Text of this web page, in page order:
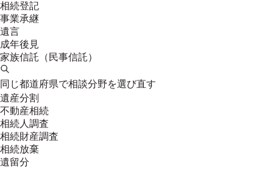
相続登記
事業承継
遺言
成年後見
家族信託（民事信託）
同じ都道府県で相談分野を選び直す
遺産分割
不動産相続
相続人調査
相続財産調査
相続放棄
遺留分